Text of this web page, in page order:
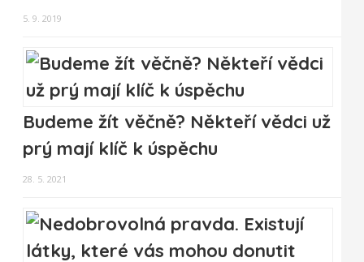
5. 9. 2019
Budeme žít věčně? Někteří vědci už
prý mají klíč k úspěchu
28. 5. 2021